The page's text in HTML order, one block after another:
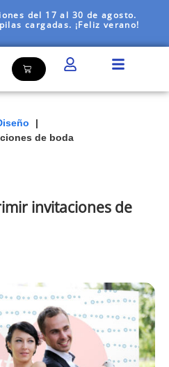
del 17 al 30 de agosto.
cargadas. ¡Feliz verano!
de boda
invitaciones de